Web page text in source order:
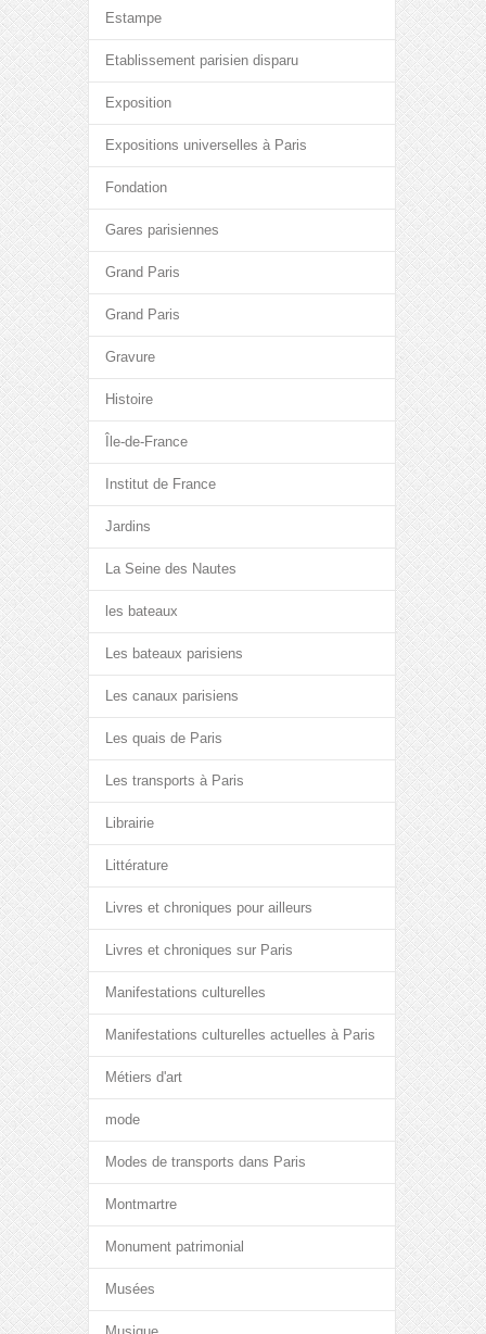
Estampe
Etablissement parisien disparu
Exposition
Expositions universelles à Paris
Fondation
Gares parisiennes
Grand Paris
Grand Paris
Gravure
Histoire
Île-de-France
Institut de France
Jardins
La Seine des Nautes
les bateaux
Les bateaux parisiens
Les canaux parisiens
Les quais de Paris
Les transports à Paris
Librairie
Littérature
Livres et chroniques pour ailleurs
Livres et chroniques sur Paris
Manifestations culturelles
Manifestations culturelles actuelles à Paris
Métiers d'art
mode
Modes de transports dans Paris
Montmartre
Monument patrimonial
Musées